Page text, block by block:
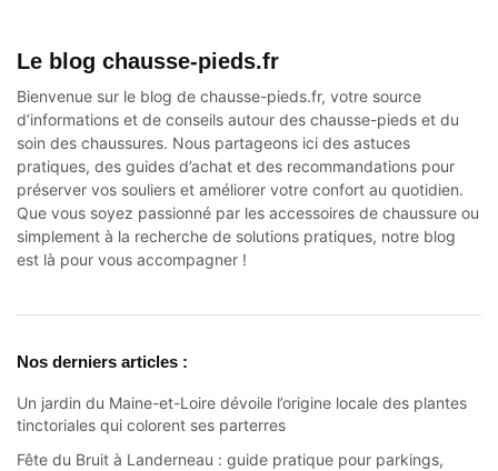
Le blog chausse-pieds.fr
Bienvenue sur le blog de chausse-pieds.fr, votre source
d’informations et de conseils autour des chausse-pieds et du
soin des chaussures. Nous partageons ici des astuces
pratiques, des guides d’achat et des recommandations pour
préserver vos souliers et améliorer votre confort au quotidien.
Que vous soyez passionné par les accessoires de chaussure ou
simplement à la recherche de solutions pratiques, notre blog
est là pour vous accompagner !
Nos derniers articles :
Un jardin du Maine-et-Loire dévoile l’origine locale des plantes
tinctoriales qui colorent ses parterres
Fête du Bruit à Landerneau : guide pratique pour parkings,